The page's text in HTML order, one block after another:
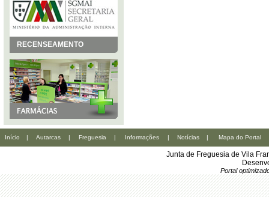
RECENSEAMENTO
Início | Autarcas | Freguesia | Informações | Notícias | Mapa do Portal
Junta de Freguesia de Vila
Portal